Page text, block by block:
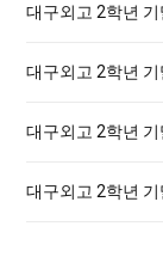
대구외고 2학년
대구외고 2학년
대구외고 2학년
대구외고 2학년